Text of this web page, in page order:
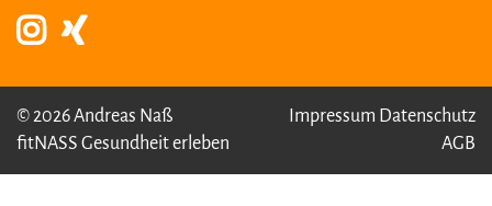
© 2026 Andreas Naß
fitNASS Gesundheit erleben
Impressum Datenschutz
AGB